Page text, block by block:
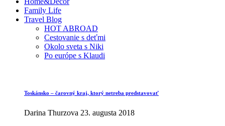
Family Life
Travel Blog
HOT ABROAD
Cestovanie s deťmi
Okolo sveta s Niki
Po európe s Klaudi
Toskánsko – čarovný kraj, ktorý netreba predstavovať
Darina Thurzova 23. augusta 2018